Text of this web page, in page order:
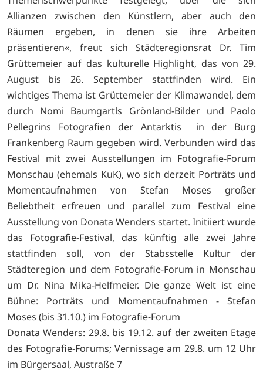
Allianzen zwischen den Künstlern, aber auch den
Räumen ergeben, in denen sie ihre Arbeiten
präsentieren«, freut sich Städteregionsrat Dr. Tim
Grüttemeier auf das kulturelle Highlight, das von 29.
August bis 26. September stattfinden wird. Ein
wichtiges Thema ist Grüttemeier der Klimawandel, dem
durch Nomi Baumgartls Grönland-Bilder und Paolo
Pellegrins Fotografien der Antarktis in der Burg
Frankenberg Raum gegeben wird. Verbunden wird das
Festival mit zwei Ausstellungen im Fotografie-Forum
Monschau (ehemals KuK), wo sich derzeit Porträts und
Momentaufnahmen von Stefan Moses großer
Beliebtheit erfreuen und parallel zum Festival eine
Ausstellung von Donata Wenders startet. Initiiert wurde
das Fotografie-Festival, das künftig alle zwei Jahre
stattfinden soll, von der Stabsstelle Kultur der
Städteregion und dem Fotografie-Forum in Monschau
um Dr. Nina Mika-Helfmeier. Die ganze Welt ist eine
Bühne: Porträts und Momentaufnahmen - Stefan
Moses (bis 31.10.) im Fotografie-Forum
Donata Wenders: 29.8. bis 19.12. auf der zweiten Etage
des Fotografie-Forums; Vernissage am 29.8. um 12 Uhr
im Bürgersaal, Austraße 7